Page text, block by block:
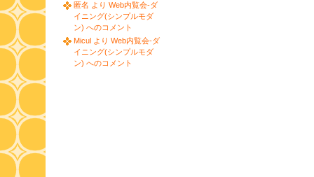
匿名 より Web内覧会-ダ
イニング(シンプルモダ
ン) へのコメント
Micul より Web内覧会-ダ
イニング(シンプルモダ
ン) へのコメント